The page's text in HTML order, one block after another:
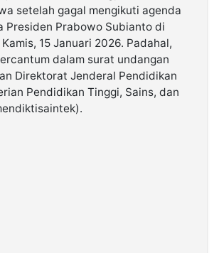
setelah gagal mengikuti agenda
Presiden Prabowo Subianto di
15 Januari 2026. Padahal,
dalam surat undangan
Direktorat Jenderal Pendidikan
Pendidikan Tinggi, Sains, dan